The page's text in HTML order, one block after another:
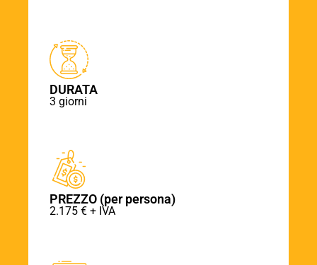
DURATA
3 giorni
PREZZO (per persona)
2.175 € + IVA